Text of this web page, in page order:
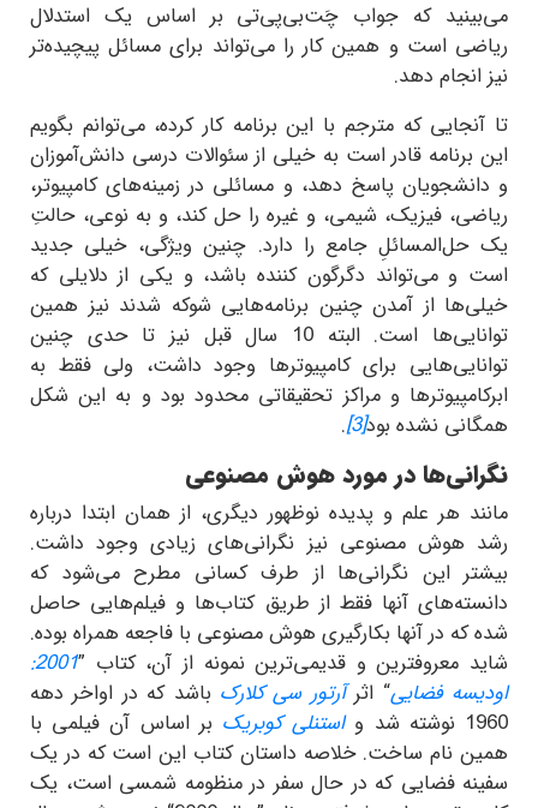
می‌بینید که جواب چَت‌بی‌پی‌تی بر اساس یک استدلال
ریاضی است و همین کار را می‌تواند برای مسائل پیچیده‌تر
نیز انجام دهد.
تا آنجایی که مترجم با این برنامه کار کرده، می‌توانم بگویم
این برنامه قادر است به خیلی از سئوالات درسی دانش‌آموزان
و دانشجویان پاسخ دهد، و مسائلی در زمینه‌های کامپیوتر،
ریاضی، فیزیک، شیمی، و غیره را حل کند، و به نوعی، حالتِ
یک حل‌المسائلِ جامع را دارد. چنین ویژگی، خیلی جدید
است و می‌تواند دگرگون کننده باشد، و یکی از دلایلی که
خیلی‌ها از آمدن چنین برنامه‌هایی شوکه شدند نیز همین
توانایی‌ها است. البته 10 سال قبل نیز تا حدی چنین
توانایی‌هایی برای کامپیوترها وجود داشت، ولی فقط به
ابرکامپیوترها و مراکز تحقیقاتی محدود بود و به این شکل
همگانی نشده بود[3]
.
نگرانی‌ها در مورد هوش مصنوعی
مانند هر علم و پدیده نوظهور دیگری، از همان ابتدا درباره
رشد هوش مصنوعی نیز نگرانی‌های زیادی وجود داشت.
بیشتر این نگرانی‌ها از طرف کسانی مطرح می‌شود که
دانسته‌های آنها فقط از طریق کتاب‌ها و فیلم‌هایی حاصل
شده که در آنها بکارگیری هوش مصنوعی با فاجعه همراه بوده.
شاید معروفترین و قدیمی‌ترین نمونه از آن، کتاب ”
2001:
اودیسه فضایی“ اثرآرتور سی کلارک باشد که در اواخر دهه
1960 نوشته شد و
استنلی کوبریک بر اساس آن فیلمی با
همین نام ساخت. خلاصه داستان کتاب این است که در یک
سفینه فضایی که در حال سفر در منظومه شمسی است، یک